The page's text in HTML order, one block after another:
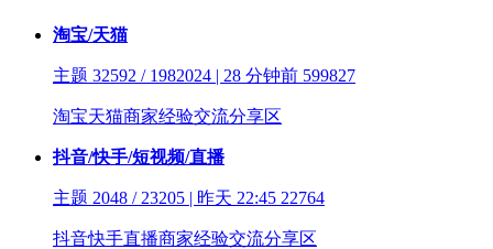
淘宝/天猫
主题 32592 / 1982024 | 28 分钟前 599827
淘宝天猫商家经验交流分享区
抖音/快手/短视频/直播
主题 2048 / 23205 | 昨天 22:45 22764
抖音快手直播商家经验交流分享区